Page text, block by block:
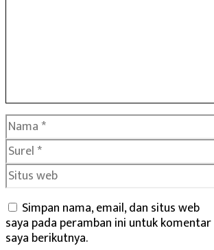
Nama
Surel
Situs
web
Simpan nama, email, dan situs web
saya pada peramban ini untuk komentar
saya berikutnya.